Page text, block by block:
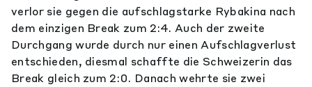
verlor sie gegen die aufschlagstarke Rybakina nach
dem einzigen Break zum 2:4. Auch der zweite
Durchgang wurde durch nur einen Aufschlagverlust
entschieden, diesmal schaffte die Schweizerin das
Break gleich zum 2:0. Danach wehrte sie zwei